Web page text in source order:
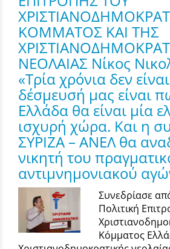
ΚΟΜΜΑΤΟΣ ΚΑΙ ΤΗΣ
ΝΕΟΛΑΙΑΣ Νίκος
«Τρία χρόνια δεν
δέσμευσή μας είναι
Ελλάδα θα είναι μία
ισχυρή χώρα. Και η
ΣΥΡΙΖΑ – ΑΝΕΛ θα
νικητή του
αντιμνημονιακού
Συνεδρίασε
Πολιτική
Κόμματος